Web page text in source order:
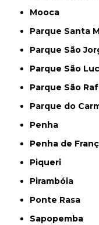
Mooca
Parque Santa
Parque São
Parque São
Parque São
Parque do
Penha
Penha de
Piqueri
Pirambóia
Ponte Rasa
Sapopemba